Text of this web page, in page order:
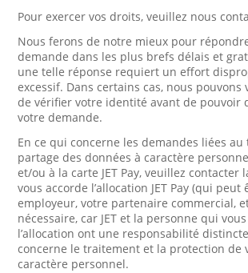
Pour exercer vos droits, veuillez nous
Nous ferons de notre mieux pour
demande dans les plus brefs délais et
une telle réponse requiert un effort
excessif. Dans certains cas, nous pouvons
de vérifier votre identité avant de pouvoir
votre demande.
En ce qui concerne les demandes liées
partage des données à caractère
et/ou à la carte JET Pay, veuillez contacter
vous accorde l’allocation JET Pay (qui peut
employeur, votre partenaire commercial,
nécessaire, car JET et la personne qui
l’allocation ont une responsabilité
concerne le traitement et la protection de
caractère personnel.